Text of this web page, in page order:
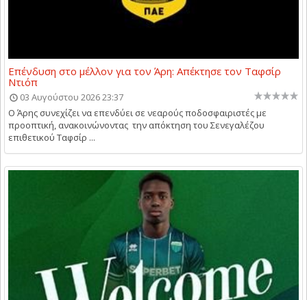
Επένδυση στο μέλλον για τον Άρη: Απέκτησε τον Ταφσίρ
Ντιόπ
03 Αυγούστου 2026 23:37
Ο Άρης συνεχίζει να επενδύει σε νεαρούς ποδοσφαιριστές με
προοπτική, ανακοινώνοντας την απόκτηση του Σενεγαλέζου
επιθετικού Ταφσίρ ...